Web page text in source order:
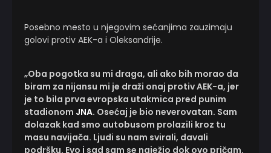
Posebno mesto u njegovim sećanjima zauzimaju
golovi protiv AEK-a i Oleksandrije.
„Oba pogotka su mi draga, ali ako bih morao da
biram za nijansu mi je draži onaj protiv AEK-a, jer
je to bila prva evropska utakmica pred punim
stadionom JNA. Osećaj je bio neverovatan. Sam
dolazak kad smo autobusom prolazili kroz tu
masu navijača. Ljudi su nam svirali, davali
podršku. Evo i sad sam se naježio dok ovo pričam.